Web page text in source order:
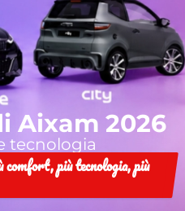
Aixam 2026
tecnologia
più tecnologia, più